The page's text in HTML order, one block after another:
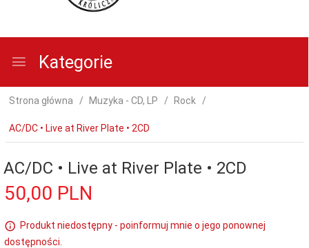
Kategorie
Strona główna Muzyka - CD, LP Rock
AC/DC • Live at River Plate • 2CD
AC/DC • Live at River Plate • 2CD
50,00 PLN
Produkt niedostępny - poinformuj mnie o jego ponownej
dostępności.